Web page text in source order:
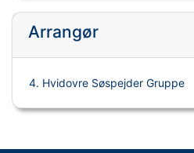
Arrangør
4. Hvidovre Søspejder Gruppe